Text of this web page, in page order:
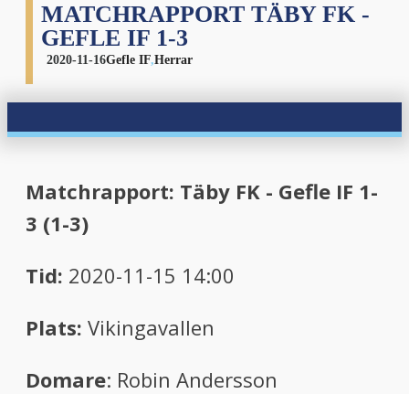
MATCHRAPPORT TÄBY FK -
GEFLE IF 1-3
2020-11-16Gefle IF,Herrar
Matchrapport: Täby FK - Gefle IF 1-
3 (1-3)
Tid: 2020-11-15 14:00
Plats: Vikingavallen
Domare: Robin Andersson